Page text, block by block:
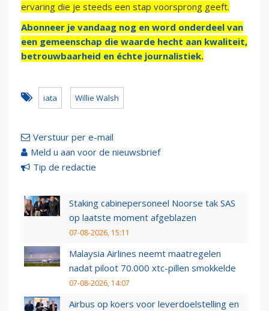
ervaring die je steeds een stap voorsprong geeft.
Abonneer je vandaag nog en word onderdeel van
een gemeenschap die waarde hecht aan kwaliteit,
betrouwbaarheid en échte journalistiek.
iata Willie Walsh
Verstuur per e-mail
Meld u aan voor de nieuwsbrief
Tip de redactie
Staking cabinepersoneel Noorse tak SAS
op laatste moment afgeblazen
07-08-2026, 15:11
Malaysia Airlines neemt maatregelen
nadat piloot 70.000 xtc-pillen smokkelde
07-08-2026, 14:07
Airbus op koers voor leverdoelstelling en